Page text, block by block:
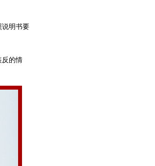
说明书要
反的情